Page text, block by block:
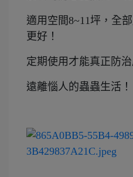
適用空間8~11坪，全
更好！
定期使用才能真正防治
遠離惱人的蟲蟲生活！